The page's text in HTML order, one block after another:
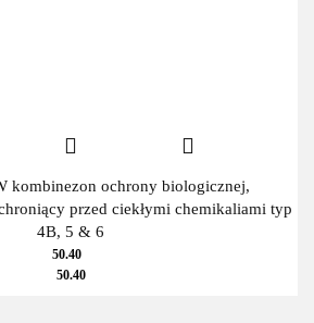
kombinezon ochrony biologicznej,
przed ciekłymi chemikaliami typ
4B, 5 & 6
50.40
50.40